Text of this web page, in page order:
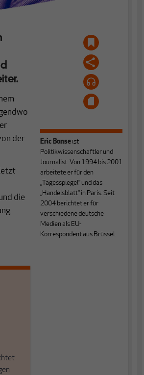
der
die
Eric Bonseist
Politikwissenschaftler und
Journalist. Von 1994 bis 2001
arbeitete er für den
„Tagesspiegel“ und das
„Handelsblatt“ in Paris. Seit
2004 berichtet er für
verschiedene deutsche
Medien als EU-
Korrespondent aus Brüssel.